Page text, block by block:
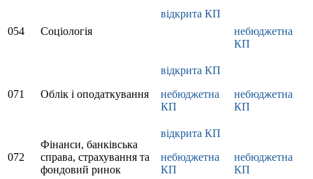
054 Соціологія
відкрита КП
небюджетна
КП
071 Облік і оподаткування
відкрита КП
небюджетна
КП
небюджетна
КП
072
Фінанси, банківська
справа, страхування та
фондовий ринок
відкрита КП
небюджетна
КП
небюджетна
КП